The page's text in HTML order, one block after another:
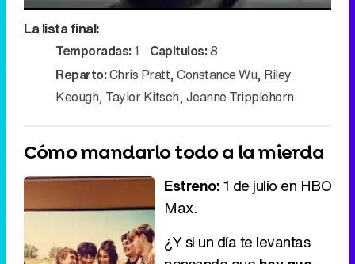
Video
La lista final:
Temporadas:1 Capitulos:8
Reparto:Chris Pratt,Constance Wu, Riley
Keough, Taylor Kitsch,Jeanne Tripplehorn
Cómo mandarlo todo a la mierda
Estreno:1 de julio en HBO
Max.
¿Y si un día te levantas